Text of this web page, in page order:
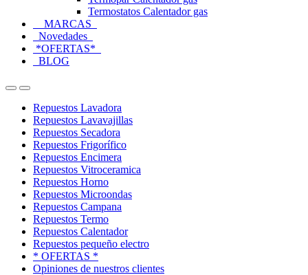
Termostatos Calentador gas
MARCAS
Novedades
*OFERTAS*
BLOG
OpenClose
Repuestos Lavadora
Repuestos Lavavajillas
Repuestos Secadora
Repuestos Frigorífico
Repuestos Encimera
Repuestos Vitroceramica
Repuestos Horno
Repuestos Microondas
Repuestos Campana
Repuestos Termo
Repuestos Calentador
Repuestos pequeño electro
* OFERTAS *
Opiniones de nuestros clientes